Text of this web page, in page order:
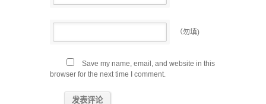
（勿填)
Save my name, email, and website in this
browser for the next time I comment.